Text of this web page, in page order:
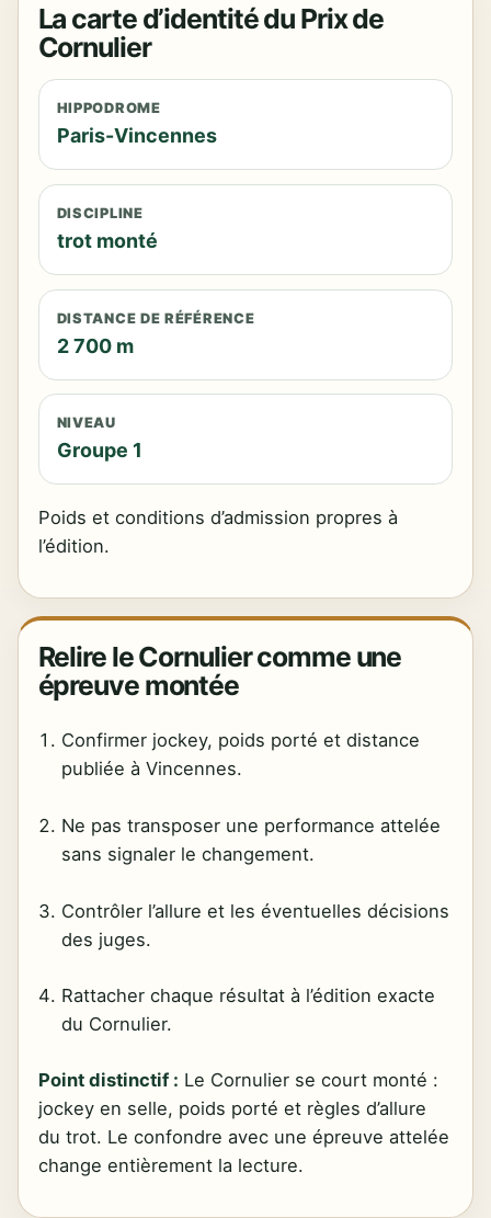
La carte d’identité du Prix de
Cornulier
HIPPODROME
Paris-Vincennes
DISCIPLINE
trot monté
DISTANCE DE RÉFÉRENCE
2 700 m
NIVEAU
Groupe 1
Poids et conditions d’admission propres à
l’édition.
Relire le Cornulier comme une
épreuve montée
Confirmer jockey, poids porté et distance
publiée à Vincennes.
Ne pas transposer une performance attelée
sans signaler le changement.
Contrôler l’allure et les éventuelles décisions
des juges.
Rattacher chaque résultat à l’édition exacte
du Cornulier.
Point distinctif : Le Cornulier se court monté :
jockey en selle, poids porté et règles d’allure
du trot. Le confondre avec une épreuve attelée
change entièrement la lecture.